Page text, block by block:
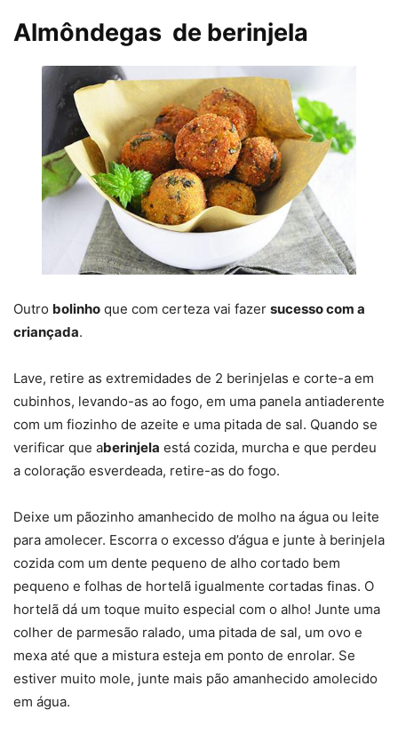
Almôndegas de berinjela
Outro bolinho que com certeza vai fazer sucesso com a
criançada.
Lave, retire as extremidades de 2 berinjelas e corte-a em
cubinhos, levando-as ao fogo, em uma panela antiaderente
com um fiozinho de azeite e uma pitada de sal. Quando se
verificar que aberinjela está cozida, murcha e que perdeu
a coloração esverdeada, retire-as do fogo.
Deixe um pãozinho amanhecido de molho na água ou leite
para amolecer. Escorra o excesso d’água e junte à berinjela
cozida com um dente pequeno de alho cortado bem
pequeno e folhas de hortelã igualmente cortadas finas. O
hortelã dá um toque muito especial com o alho! Junte uma
colher de parmesão ralado, uma pitada de sal, um ovo e
mexa até que a mistura esteja em ponto de enrolar. Se
estiver muito mole, junte mais pão amanhecido amolecido
em água.